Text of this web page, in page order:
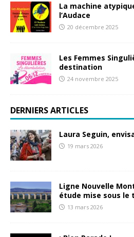
La machine
l’Audace
20 décembre 2025
Les Femmes
destination
24 novembre 2025
DERNIERS ARTICLES
Laura Seguin,
19 mars 2026
Ligne Nouvelle
étude mise sous le
13 mars 2026